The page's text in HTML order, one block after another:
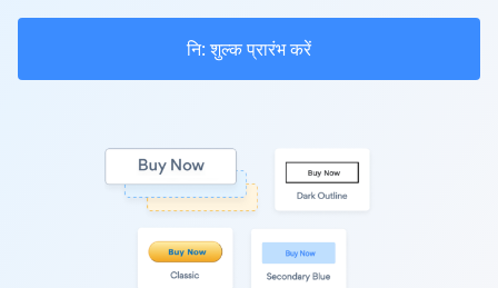
नि: शुल्क प्रारंभ करें